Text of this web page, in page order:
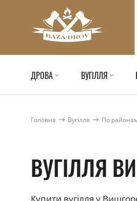
ДРОВА ВУГІЛЛЯ
Головна Вугілля По
ВУГІЛЛЯ